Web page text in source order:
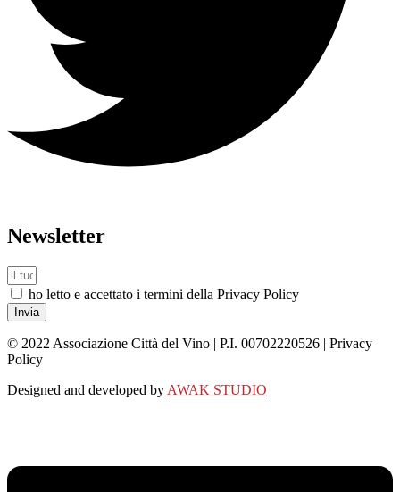
Newsletter
ho letto e accettato i termini della Privacy Policy
Invia
© 2022 Associazione Città del Vino | P.I. 00702220526 | Privacy
Policy
Designed and developed by AWAK STUDIO